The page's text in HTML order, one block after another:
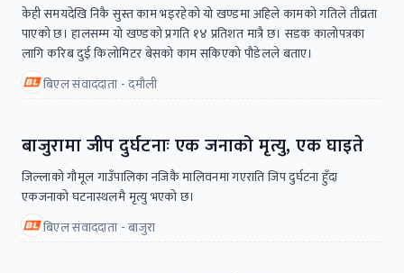
केही समयदेखि निकै सुस्त काम भइरहेको यो खण्डमा अहिले कामको गतिले तीव्रता
पाएको छ। हालसम्म यो खण्डको प्रगति १४ प्रतिशत मात्रै छ। सडक कालोपत्रका
लागि करिब दुई किलोमिटर बेसको काम सकिएको पौडेलले बताए।
बिएल संवाददाता - दमौली
बाजुरामा जीप दुर्घटनाः एक जनाको मृत्यु, एक घाइते
जिल्लाको गौमूल गाउँपालिका नजिकै मालिवनमा गएराति जिप दुर्घटना हुँदा
एकजनाको घटनास्थलमै मृत्यु भएको छ।
बिएल संवाददाता - बाजुरा